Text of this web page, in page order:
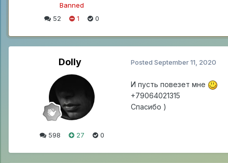
Banned
52
1 0
Dolly
598 27 0
Posted September 11, 2020
И пусть повезет мне
+79064021315
Спасибо )